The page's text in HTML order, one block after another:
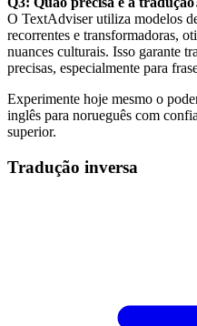
O TextAdviser utiliza modelos
recorrentes e transformadoras,
nuances culturais. Isso garante
precisas, especialmente para
Experimente hoje mesmo o
inglês para norueguês com
superior.
Tradução inversa